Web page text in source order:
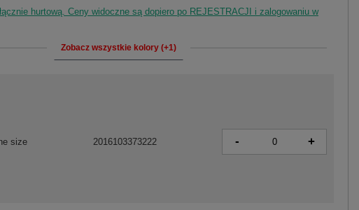
hurtową. Ceny widoczne są dopiero po REJESTRACJI i zalogowaniu w
Zobacz wszystkie kolory (+1)
size 2016103373222 - +